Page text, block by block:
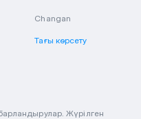
Changan
Тағы көрсету
Жүрілген